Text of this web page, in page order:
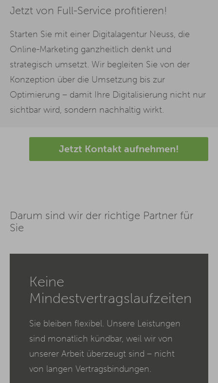
Jetzt von Full-Service profitieren!
Starten Sie mit einer Digitalagentur Neuss, die
Online-Marketing ganzheitlich denkt und
strategisch umsetzt. Wir begleiten Sie von der
Konzeption über die Umsetzung bis zur
Optimierung – damit Ihre Digitalisierung nicht nur
sichtbar wird, sondern nachhaltig wirkt.
Jetzt Kontakt aufnehmen!
Darum sind wir der richtige Partner für
Sie
Keine
Mindestvertragslaufzeiten
Sie bleiben flexibel. Unsere Leistungen
sind monatlich kündbar, weil wir von
unserer Arbeit überzeugt sind – nicht
von langen Vertragsbindungen.